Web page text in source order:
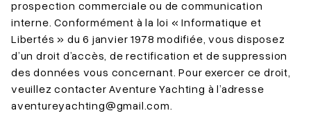
prospection commerciale ou de communication
interne. Conformément à la loi « Informatique et
Libertés » du 6 janvier 1978 modifiée, vous disposez
d’un droit d’accès, de rectification et de suppression
des données vous concernant. Pour exercer ce droit,
veuillez contacter Aventure Yachting à l’adresse
aventureyachting@gmail.com.